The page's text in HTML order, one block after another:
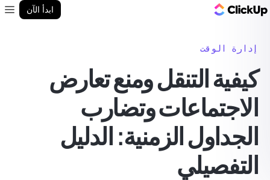
ابدأ الآن
إدارة الوقت
كيفية التنقل ومنع تعارض
الاجتماعات وتضارب
الجداول الزمنية: الدليل
التفصيلي